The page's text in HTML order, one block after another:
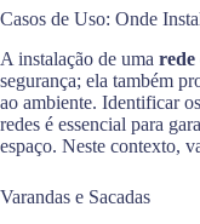
Casos de Uso: Onde
A instalação de uma rede
segurança; ela também
ao ambiente. Identificar
redes é essencial para
espaço. Neste contexto,
Varandas e Sacadas